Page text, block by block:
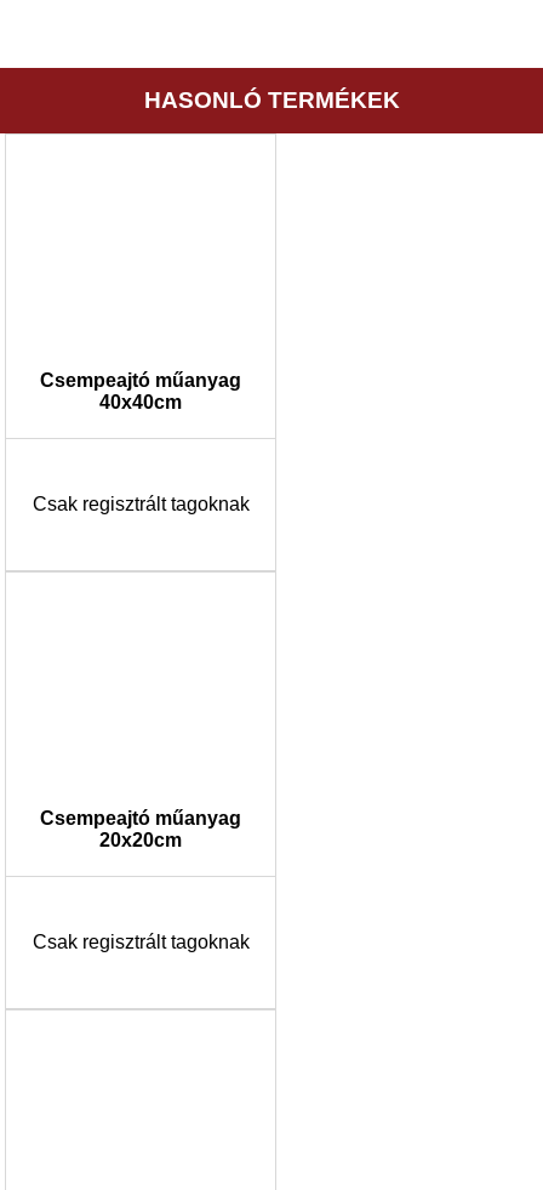
HASONLÓ TERMÉKEK
Csempeajtó műanyag
40x40cm
Csak regisztrált tagoknak
Csempeajtó műanyag
20x20cm
Csak regisztrált tagoknak